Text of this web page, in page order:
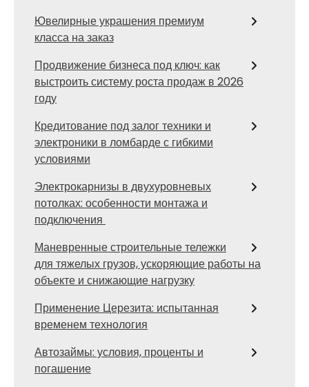
Ювелирные украшения премиум
класса на заказ
Продвижение бизнеса под ключ: как
выстроить систему роста продаж в 2026
году
Кредитование под залог техники и
электроники в ломбарде с гибкими
условиями
Электрокарнизы в двухуровневых
потолках: особенности монтажа и
подключения
Маневренные строительные тележки
для тяжелых грузов, ускоряющие работы на
объекте и снижающие нагрузку
Применение Церезита: испытанная
временем технология
Автозаймы: условия, проценты и
погашение